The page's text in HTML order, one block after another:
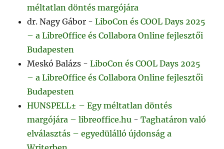
méltatlan döntés margójára
dr. Nagy Gábor -LiboCon és COOL Days 2025
– a LibreOffice és Collabora Online fejlesztői
Budapesten
Meskó Balázs -LiboCon és COOL Days 2025
– a LibreOffice és Collabora Online fejlesztői
Budapesten
HUNSPELL± – Egy méltatlan döntés
margójára – libreoffice.hu -Taghatáron való
elválasztás – egyedülálló újdonság a